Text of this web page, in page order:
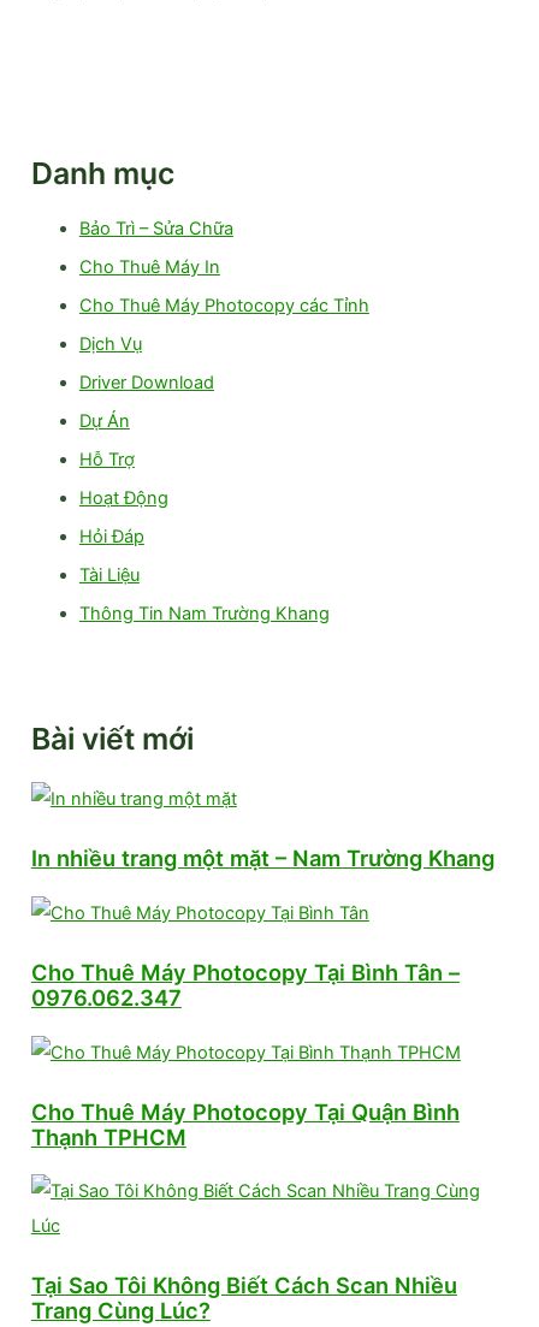
Danh mục
Bảo Trì – Sửa Chữa
Cho Thuê Máy In
Cho Thuê Máy Photocopy các Tỉnh
Dịch Vụ
Driver Download
Dự Án
Hỗ Trợ
Hoạt Động
Hỏi Đáp
Tài Liệu
Thông Tin Nam Trường Khang
Bài viết mới
In nhiều trang một mặt – Nam Trường Khang
Cho Thuê Máy Photocopy Tại Bình Tân –
0976.062.347
Cho Thuê Máy Photocopy Tại Quận Bình
Thạnh TPHCM
Tại Sao Tôi Không Biết Cách Scan Nhiều
Trang Cùng Lúc?